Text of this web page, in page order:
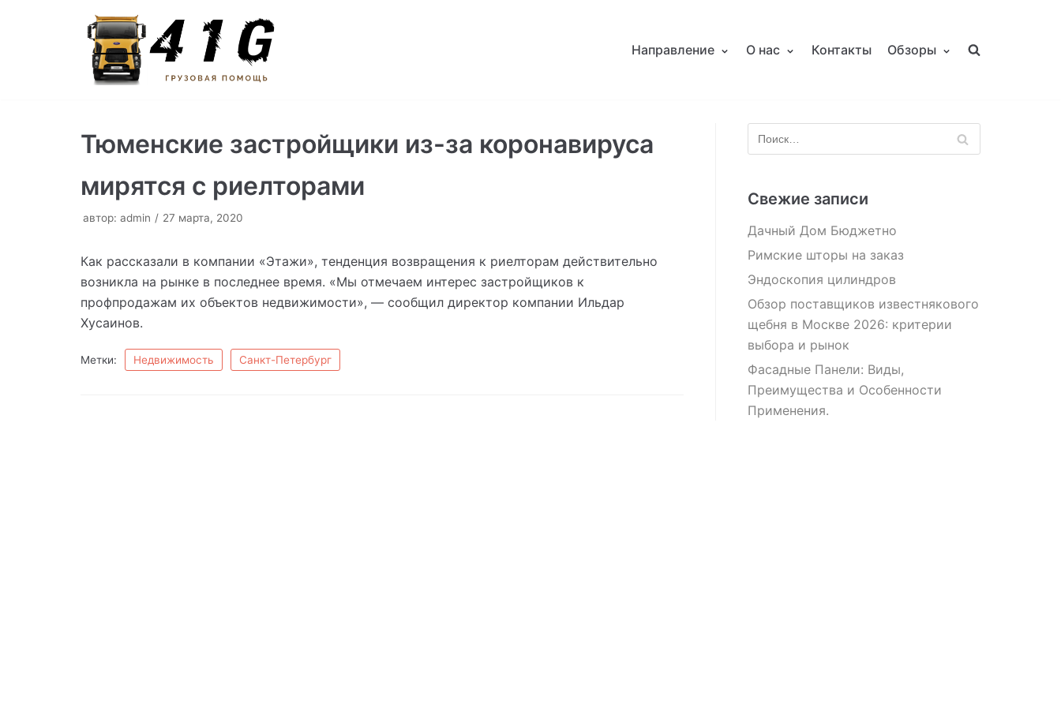
содержимому
Направление О нас Контакты Обзоры
Тюменские застройщики из-за коронавируса
мирятся с риелторами
автор: admin 27 марта, 2020
Как рассказали в компании «Этажи», тенденция возвращения к риелторам действительно
возникла на рынке в последнее время. «Мы отмечаем интерес застройщиков к
профпродажам их объектов недвижимости», — сообщил директор компании Ильдар
Хусаинов.
Метки: Недвижимость Санкт-Петербург
Свежие записи
Дачный Дом Бюджетно
Римские шторы на заказ
Эндоскопия цилиндров
Обзор поставщиков известнякового
щебня в Москве 2026: критерии
выбора и рынок
Фасадные Панели: Виды,
Преимущества и Особенности
Применения.